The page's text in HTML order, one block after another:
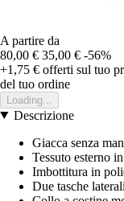
A partire da
80,00 € 35,00 € -56%
+1,75 € offerti sul tuo
del tuo ordine
Loading...
Descrizione
Giacca senza
Tessuto esterno
Imbottitura in
Due tasche laterali